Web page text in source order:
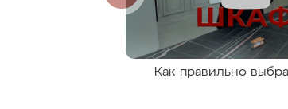
Как правильно